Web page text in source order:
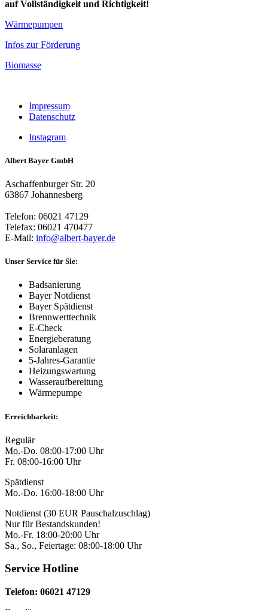
auf Vollständigkeit und Richtigkeit!
Wärmepumpen
Infos zur Förderung
Biomasse
Impressum
Datenschutz
Instagram
Albert Bayer GmbH
Aschaffenburger Str. 20
63867 Johannesberg
Telefon: 06021 47129
Telefax: 06021 470477
E-Mail: info@albert-bayer.de
Unser Service für Sie:
Badsanierung
Bayer Notdienst
Bayer Spätdienst
Brennwerttechnik
E-Check
Energieberatung
Solaranlagen
5-Jahres-Garantie
Heizungswartung
Wasseraufbereitung
Wärmepumpe
Erreichbarkeit:
Regulär
Mo.-Do. 08:00-17:00 Uhr
Fr. 08:00-16:00 Uhr
Spätdienst
Mo.-Do. 16:00-18:00 Uhr
Notdienst (30 EUR Pauschalzuschlag)
Nur für Bestandskunden!
Mo.-Fr. 18:00-20:00 Uhr
Sa., So., Feiertage: 08:00-18:00 Uhr
Service Hotline
Telefon: 06021 47129